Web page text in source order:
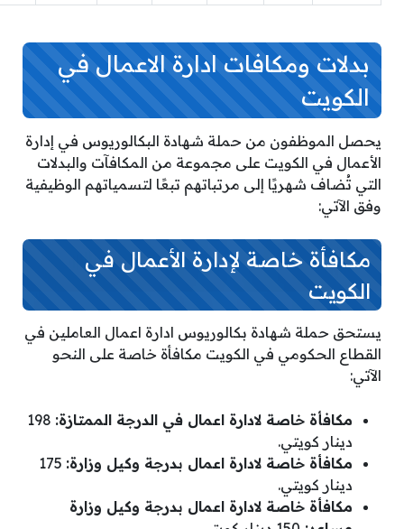
بدلات ومكافات ادارة الاعمال في
الكويت
يحصل الموظفون من حملة شهادة البكالوريوس في إدارة
الأعمال في الكويت على مجموعة من المكافآت والبدلات
التي تُضاف شهريًا إلى مرتباتهم تبعًا لتسمياتهم الوظيفية
وفق الآتي:
مكافأة خاصة لإدارة الأعمال في
الكويت
يستحق حملة شهادة بكالوريوس ادارة اعمال العاملين في
القطاع الحكومي في الكويت مكافأة خاصة على النحو
الآتي:
مكافأة خاصة لادارة اعمال في الدرجة الممتازة: 198
دينار كويتي.
مكافأة خاصة لادارة اعمال بدرجة وكيل وزارة: 175
دينار كويتي.
مكافأة خاصة لادارة اعمال بدرجة وكيل وزارة